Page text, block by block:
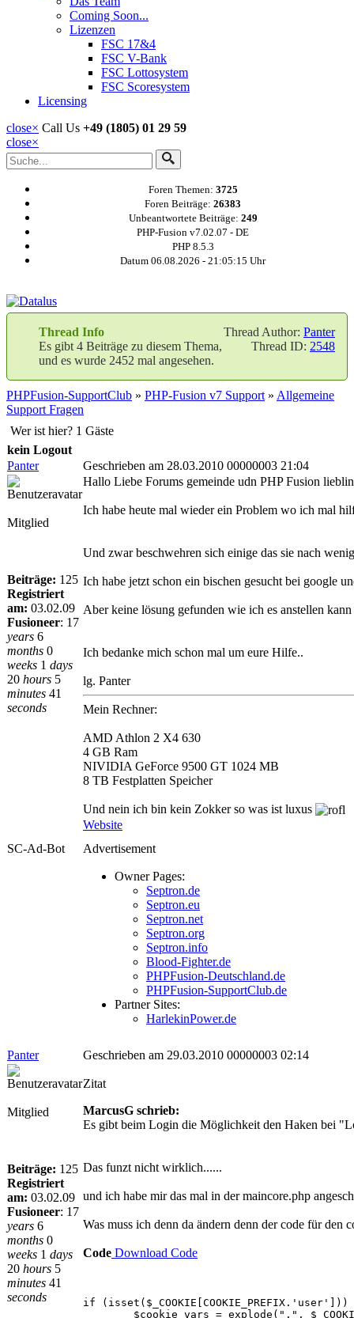
Coming Soon...
Lizenzen
FSC 17&4
FSC V-Bank
FSC Lottosystem
FSC Scoresystem
Licensing
close× Call Us +49 (1805) 01 29 59
close×
Foren Themen: 3725
Foren Beiträge: 26383
Unbeantwortete Beiträge: 249
PHP-Fusion v7.02.07 - DE
PHP 8.5.3
Datum 06.08.2026 - 21:05:16 Uhr
Thread Author: Panter
Thread ID: 2548
Thread Info
Es gibt 4 Beiträge zu diesem Thema,
und es wurde 2452 mal angesehen.
PHPFusion-SupportClub » PHP-Fusion v7 Support » Allgemeine
Support Fragen
Wer ist hier? 1 Gäste
kein Logout
Panter
Geschrieben am 28.03.2010 00000003 21:04
Mitglied
Beiträge: 125
Registriert
am: 03.02.09
Fusioneer: 17
years 6
months 0
weeks 1 days
20 hours 5
minutes 41
seconds
Hallo Liebe Forums gemeinde udn PHP Fusion
Ich habe heute mal wieder ein Problem wo ich mal
Und zwar beschwehren sich einige das sie nach
Ich habe jetzt schon ein bischen gesucht bei google
Aber keine lösung gefunden wie ich es anstellen
Ich bedanke mich schon mal um eure Hilfe..
lg. Panter
Mein Rechner:
AMD Athlon 2 X4 630
4 GB Ram
NIVIDIA GeForce 9500 GT 1024 MB
8 TB Festplatten Speicher
Und nein ich bin kein Zokker so was ist luxus
Website
SC-Ad-Bot
Advertisement
Owner Pages:
Septron.de
Septron.eu
Septron.net
Septron.org
Septron.info
Blood-Fighter.de
PHPFusion-Deutschland.de
PHPFusion-SupportClub.de
Partner Sites:
HarlekinPower.de
Panter Geschrieben am 29.03.2010 00000003 02:14
Mitglied
Beiträge: 125
Registriert
am: 03.02.09
Fusioneer: 17
years 6
months 0
weeks 1 days
20 hours 5
minutes 41
seconds
Zitat
MarcusG schrieb:
Es gibt beim Login die Möglichkeit den Haken bei
Das funzt nicht wirklich......
und ich habe mir das mal in der maincore.php
Was muss ich denn da ändern denn der code für den
Code Download Code
if
$cookie_vars = explode(".",